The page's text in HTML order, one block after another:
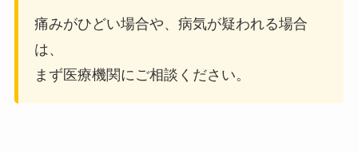
痛みがひどい場合や、病気が疑われる場合
は、
まず医療機関にご相談ください。